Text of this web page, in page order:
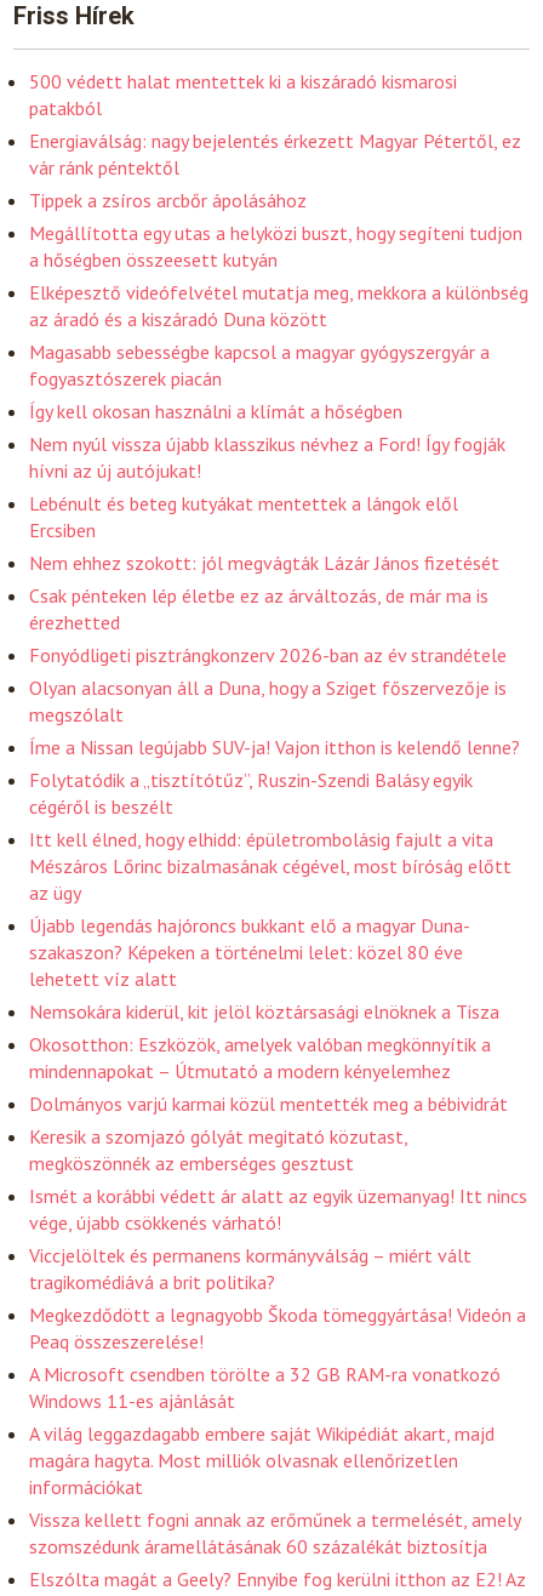
Friss Hírek
500 védett halat mentettek ki a kiszáradó kismarosi
patakból
Energiaválság: nagy bejelentés érkezett Magyar Pétertől, ez
vár ránk péntektől
Tippek a zsíros arcbőr ápolásához
Megállította egy utas a helyközi buszt, hogy segíteni tudjon
a hőségben összeesett kutyán
Elképesztő videófelvétel mutatja meg, mekkora a különbség
az áradó és a kiszáradó Duna között
Magasabb sebességbe kapcsol a magyar gyógyszergyár a
fogyasztószerek piacán
Így kell okosan használni a klímát a hőségben
Nem nyúl vissza újabb klasszikus névhez a Ford! Így fogják
hívni az új autójukat!
Lebénult és beteg kutyákat mentettek a lángok elől
Ercsiben
Nem ehhez szokott: jól megvágták Lázár János fizetését
Csak pénteken lép életbe ez az árváltozás, de már ma is
érezhetted
Fonyódligeti pisztrángkonzerv 2026-ban az év strandétele
Olyan alacsonyan áll a Duna, hogy a Sziget főszervezője is
megszólalt
Íme a Nissan legújabb SUV-ja! Vajon itthon is kelendő lenne?
Folytatódik a „tisztítótűz”, Ruszin-Szendi Balásy egyik
cégéről is beszélt
Itt kell élned, hogy elhidd: épületrombolásig fajult a vita
Mészáros Lőrinc bizalmasának cégével, most bíróság előtt
az ügy
Újabb legendás hajóroncs bukkant elő a magyar Duna-
szakaszon? Képeken a történelmi lelet: közel 80 éve
lehetett víz alatt
Nemsokára kiderül, kit jelöl köztársasági elnöknek a Tisza
Okosotthon: Eszközök, amelyek valóban megkönnyítik a
mindennapokat – Útmutató a modern kényelemhez
Dolmányos varjú karmai közül mentették meg a bébividrát
Keresik a szomjazó gólyát megitató közutast,
megköszönnék az emberséges gesztust
Ismét a korábbi védett ár alatt az egyik üzemanyag! Itt nincs
vége, újabb csökkenés várható!
Viccjelöltek és permanens kormányválság – miért vált
tragikomédiává a brit politika?
Megkezdődött a legnagyobb Škoda tömeggyártása! Videón a
Peaq összeszerelése!
A Microsoft csendben törölte a 32 GB RAM-ra vonatkozó
Windows 11-es ajánlását
A világ leggazdagabb embere saját Wikipédiát akart, majd
magára hagyta. Most milliók olvasnak ellenőrizetlen
információkat
Vissza kellett fogni annak az erőműnek a termelését, amely
szomszédunk áramellátásának 60 százalékát biztosítja
Elszólta magát a Geely? Ennyibe fog kerülni itthon az E2! Az